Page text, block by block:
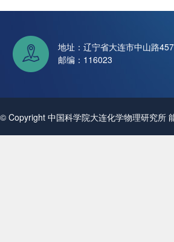
地址：辽宁省大连市中山路
邮编：116023
© Copyright 中国科学院大连化学物理研究所